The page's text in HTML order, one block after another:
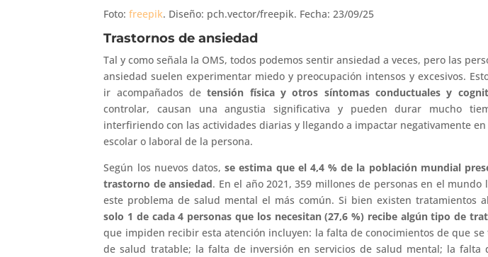
Foto:freepik. Diseño: pch.vector/freepik. Fecha: 23/09/25
Trastornos de ansiedad
Tal y como señala la OMS, todos podemos sentir ansiedad a veces, pero las
ansiedad suelen experimentar miedo y preocupación intensos y excesivos.
ir acompañados detensión física y otros síntomas conductuales y
controlar, causan una angustia significativa y pueden durar mucho
interfiriendo con las actividades diarias y llegando a impactar negativamente
escolar o laboral de la persona.
Según los nuevos datos,se estima que el 4,4 % de la población mundial
trastorno de ansiedad. En el año 2021, 359 millones de personas en el mundo
este problema de salud mental el más común. Si bien existen tratamientos
solo 1 de cada 4 personas que los necesitan (27,6 %) recibe algún tipo de
que impiden recibir esta atención incluyen: la falta de conocimientos de que
de salud tratable; la falta de inversión en servicios de salud mental; la falta